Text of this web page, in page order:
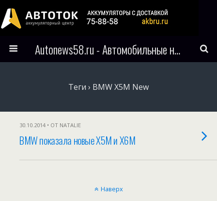
Autonews58.ru - Автомобильные новости Пензы и всего мира
Теги › BMW X5M New
30.10.2014 • ОТ NATALIE
BMW показала новые X5M и X6M
Наверх